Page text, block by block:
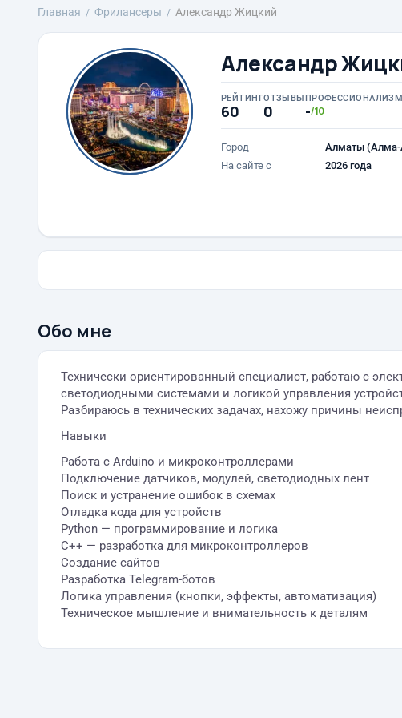
Главная Фрилансеры Александр Жицкий
Александр
РЕЙТИНГ
60
ОТЗЫВЫ
0 -/10
Город
Алматы (Алма-
На сайте с
2026 года
Обо мне
Технически ориентированный специалист, работаю с
светодиодными системами и логикой управления
Разбираюсь в технических задачах, нахожу причины
Навыки
Работа с Arduino и микроконтроллерами
Подключение датчиков, модулей, светодиодных лент
Поиск и устранение ошибок в схемах
Отладка кода для устройств
Python — программирование и логика
C++ — разработка для микроконтроллеров
Создание сайтов
Разработка Telegram-ботов
Логика управления (кнопки, эффекты, автоматизация)
Техническое мышление и внимательность к деталям